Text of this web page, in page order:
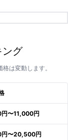
ング
は変動します。
〜11,000円
〜20,500円